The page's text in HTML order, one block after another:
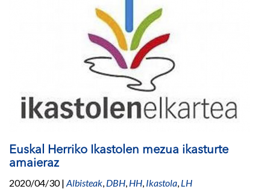
Euskal Herriko Ikastolen mezua ikasturte
amaieraz
2020/04/30| Albisteak, DBH, HH, Ikastola, LH